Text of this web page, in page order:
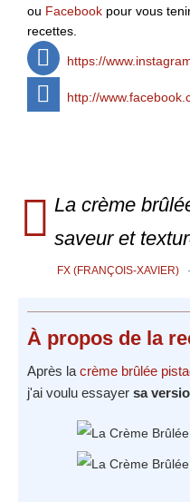
ou Facebook pour vous
recettes.
https://
http://
La crème
saveur et
FX (FRANÇOIS-XAVIER)
À propos de la
Après la crème brûlée
j'ai voulu essayer sa